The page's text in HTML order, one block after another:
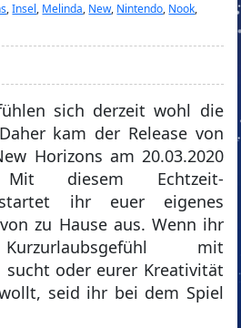
,Insel, Melinda, New, Nintendo, Nook,
sich derzeit wohl die
kam der Release von
Horizons am 20.03.2020
diesem Echtzeit-
startet ihr euer eigenes
zu Hause aus. Wenn ihr
mit
sucht oder eurer Kreativität
seid ihr bei dem Spiel